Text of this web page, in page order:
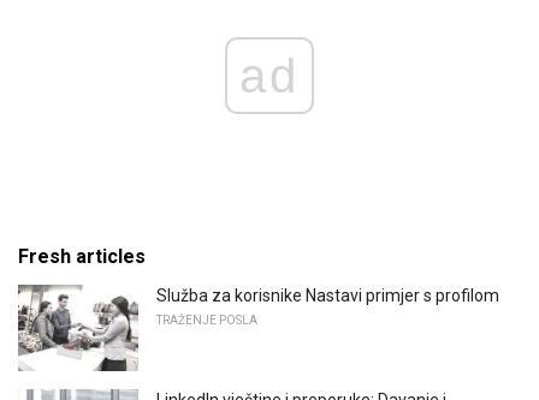
ad
Fresh articles
Služba za korisnike Nastavi primjer s profilom
TRAŽENJE POSLA